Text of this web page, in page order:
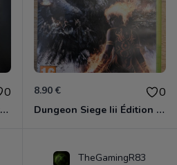
0
[RARE] JDR In Nomine Satanis / Magna Veritas – 1ère Édition BOÎTE (DOS BLANC, 1989) - CROC / Siroz
8.90 € 0
Dungeon Siege Iii Édition Limitée - Vf Intégrale Xbox 360
TheGamingR83